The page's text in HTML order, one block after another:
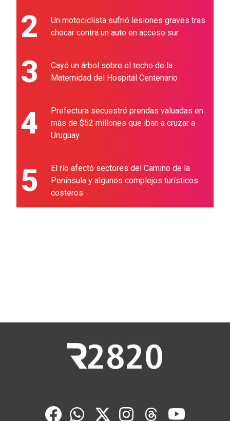
2
Un motociclista sufrió lesiones graves tras
chocar contra un auto en acceso sur
3
Cayó un árbol sobre el techo de la
Maternidad del Hospital Centenario
4
Prefectura secuestró prendas valuadas en
más de $52 millones que iban a cruzar a
Uruguay
5
El río afectó sectores del Camino de la
Península y algunos complejos turísticos
costeros